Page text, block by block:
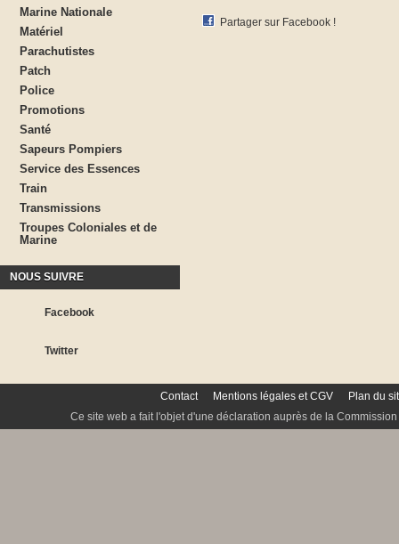
Marine Nationale
Matériel
Parachutistes
Patch
Police
Promotions
Santé
Sapeurs Pompiers
Service des Essences
Train
Transmissions
Troupes Coloniales et de
Marine
NOUS SUIVRE
Facebook
Twitter
Partager sur Facebook !
Contact Mentions légales et CGV
Plan du
Ce site web a fait l'objet d'une déclaration auprès de la